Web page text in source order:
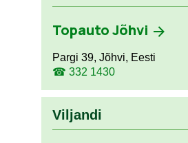
Topauto Jõhvi
Pargi 39, Jõhvi, Eesti
☎ 332 1430
Viljandi